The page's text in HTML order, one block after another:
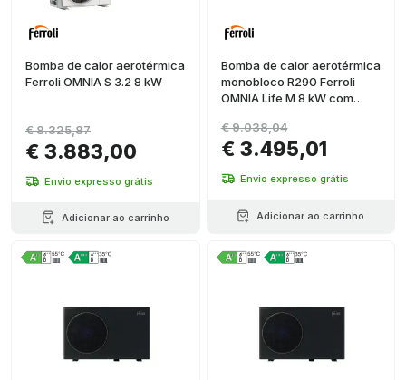
Bomba de calor aerotérmica
Ferroli OMNIA S 3.2 8 kW
€ 3.883,00
€ 8.325,87
Envio expresso grátis
Adicionar ao carrinho
Bomba de calor aerotérmica
monobloco R290 Ferroli
OMNIA Life M 8 kW com
€ 3.495,01
€ 9.038,04
Envio expresso grátis
Adicionar ao carrinho